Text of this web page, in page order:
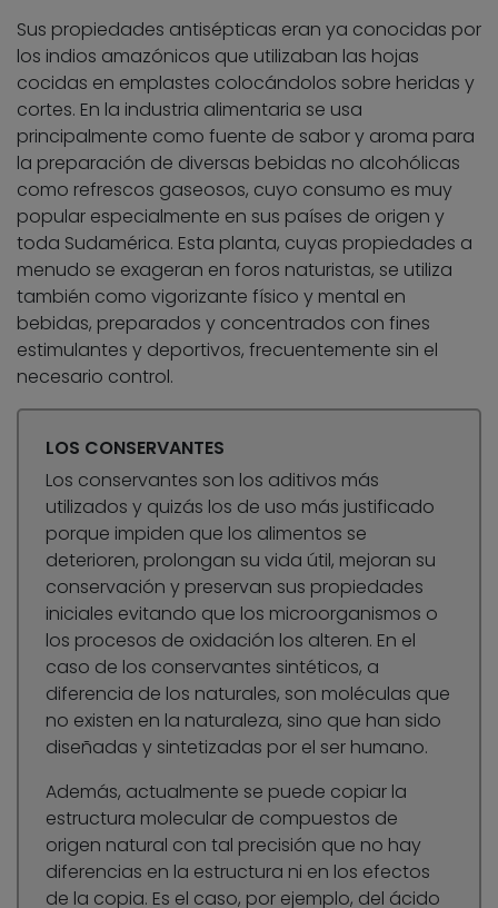
Sus propiedades antisépticas eran ya conocidas por
los indios amazónicos que utilizaban las hojas
cocidas en emplastes colocándolos sobre heridas y
cortes. En la industria alimentaria se usa
principalmente como fuente de sabor y aroma para
la preparación de diversas bebidas no alcohólicas
como refrescos gaseosos, cuyo consumo es muy
popular especialmente en sus países de origen y
toda Sudamérica. Esta planta, cuyas propiedades a
menudo se exageran en foros naturistas, se utiliza
también como vigorizante físico y mental en
bebidas, preparados y concentrados con fines
estimulantes y deportivos, frecuentemente sin el
necesario control.
LOS CONSERVANTES
Los conservantes son los aditivos más
utilizados y quizás los de uso más justificado
porque impiden que los alimentos se
deterioren, prolongan su vida útil, mejoran su
conservación y preservan sus propiedades
iniciales evitando que los microorganismos o
los procesos de oxidación los alteren. En el
caso de los conservantes sintéticos, a
diferencia de los naturales, son moléculas que
no existen en la naturaleza, sino que han sido
diseñadas y sintetizadas por el ser humano.
Además, actualmente se puede copiar la
estructura molecular de compuestos de
origen natural con tal precisión que no hay
diferencias en la estructura ni en los efectos
de la copia. Es el caso, por ejemplo, del ácido